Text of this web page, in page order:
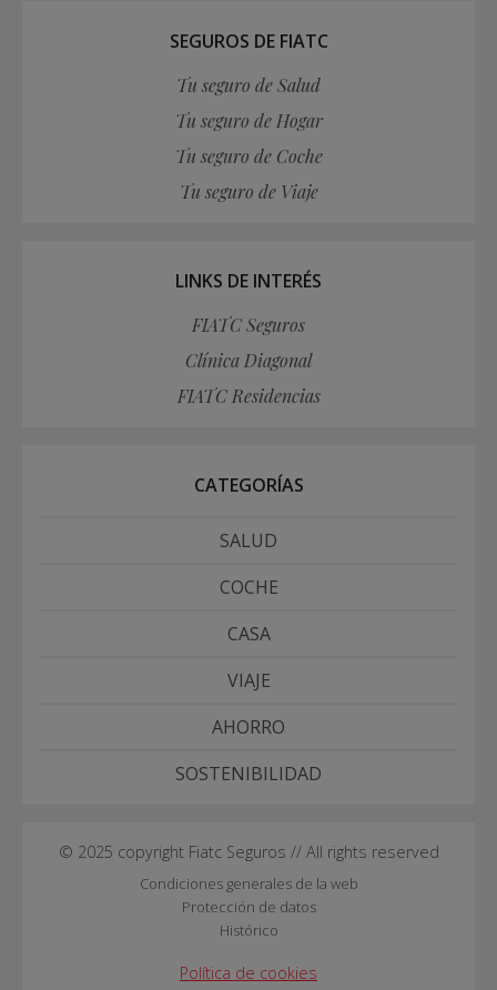
SEGUROS DE FIATC
Tu seguro de Salud
Tu seguro de Hogar
Tu seguro de Coche
Tu seguro de Viaje
LINKS DE INTERÉS
FIATC Seguros
Clínica Diagonal
FIATC Residencias
CATEGORÍAS
SALUD
COCHE
CASA
VIAJE
AHORRO
SOSTENIBILIDAD
© 2025 copyright Fiatc Seguros // All rights reserved
Condiciones generales de la web
Protección de datos
Histórico
Política de cookies